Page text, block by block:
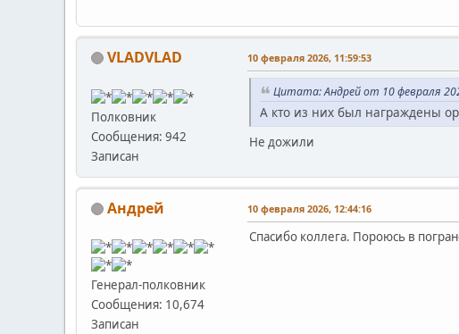
VLADVLAD
Полковник
Сообщения: 942
Записан
10 февраля 2026, 11:59:53
Цитата: Андрей от 10 февраля
А кто из них был награждены
Не дожили
Андрей
Генерал-полковник
Сообщения: 10,674
Записан
10 февраля 2026, 12:44:16
Спасибо коллега. Пороюсь в